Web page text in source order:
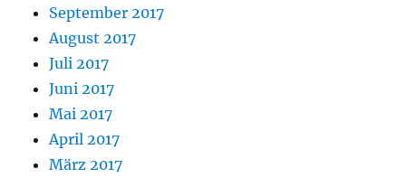
September 2017
August 2017
Juli 2017
Juni 2017
Mai 2017
April 2017
März 2017